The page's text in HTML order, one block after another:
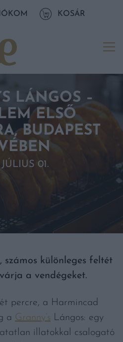
KOSÁR
LÁNGOS –
ELSŐ
BUDAPEST
01.
különleges feltét
a vendégeket.
percre, a Harmincad
a Granny’s Lángos: egy
illatokkal csalogató